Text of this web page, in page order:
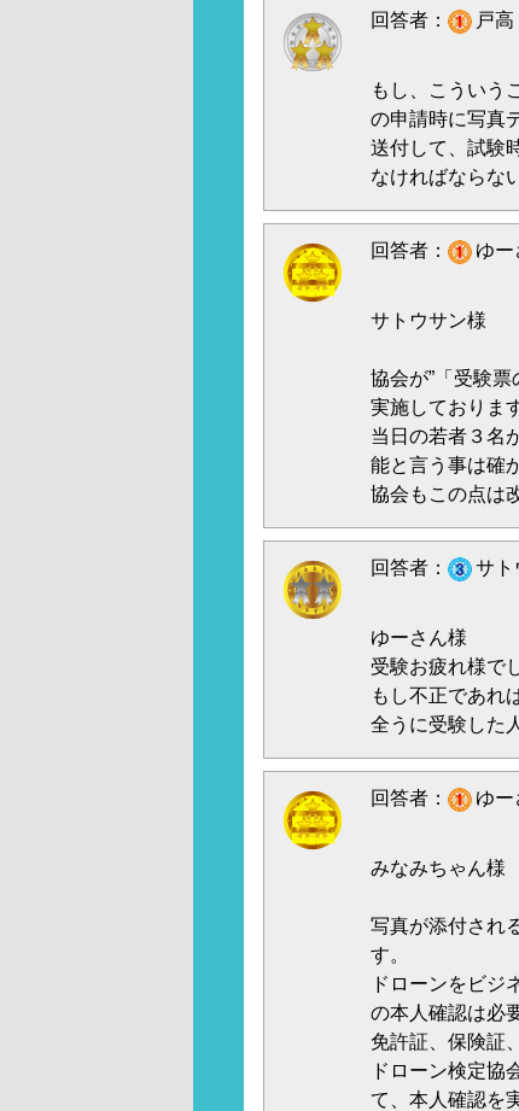
回答者： 戸高
もし、こういう
の申請時に写真
送付して、試験
なければならな
回答者： ゆー
サトウサン様
協会が”「受験
実施しておりま
当日の若者３名
能と言う事は確
協会もこの点は
回答者： サト
ゆーさん様
受験お疲れ様で
もし不正であれ
全うに受験した
回答者： ゆー
みなみちゃん様
写真が添付され
す。
ドローンをビジ
の本人確認は必
免許証、保険証
ドローン検定協
て、本人確認を